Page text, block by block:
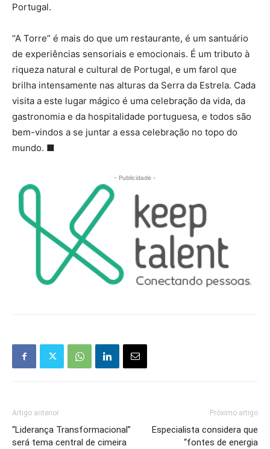
Portugal.
“A Torre” é mais do que um restaurante, é um santuário
de experiências sensoriais e emocionais. É um tributo à
riqueza natural e cultural de Portugal, e um farol que
brilha intensamente nas alturas da Serra da Estrela. Cada
visita a este lugar mágico é uma celebração da vida, da
gastronomia e da hospitalidade portuguesa, e todos são
bem-vindos a se juntar a essa celebração no topo do
mundo. ■
- Publicidade -
Artigo anterior
“Liderança Transformacional”
será tema central de cimeira
Próximo artigo
Especialista considera que
“fontes de energia